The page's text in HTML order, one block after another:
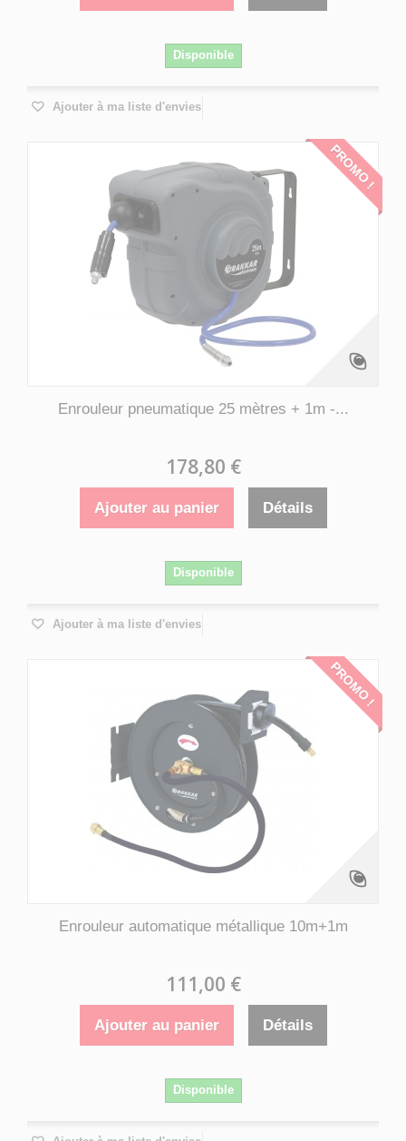
Disponible
Ajouter à ma liste d'envies
PROMO !
Enrouleur pneumatique 25 mètres + 1m -...
178,80 €
Ajouter au panier Détails
Disponible
Ajouter à ma liste d'envies
PROMO !
Enrouleur automatique métallique 10m+1m
111,00 €
Ajouter au panier Détails
Disponible